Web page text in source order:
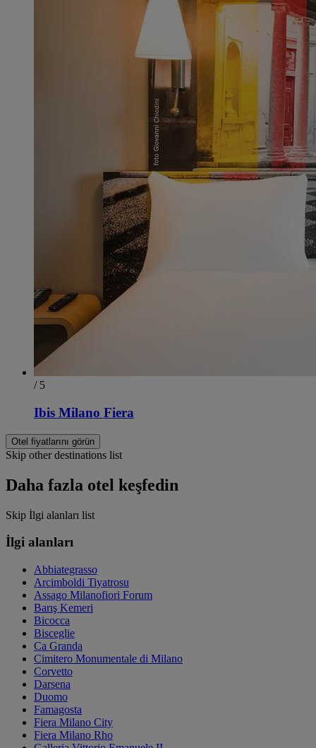
/ 5
Ibis Milano Fiera
Otel fiyatlarını görün
Skip other destinations list
Daha fazla otel keşfedin
Skip İlgi alanları list
İlgi alanları
Abbiategrasso
Arcimboldi Tiyatrosu
Assago Milanofiori Forum
Barış Kemeri
Bicocca
Bisceglie
Ca Granda
Cimitero Monumentale di Milano
Corvetto
Darsena
Duomo
Famagosta
Fiera Milano City
Fiera Milano Rho